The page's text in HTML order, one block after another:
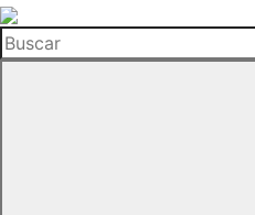
La
Hemeroteca
del
Buscar